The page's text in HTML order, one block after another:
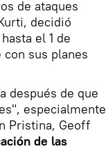
de ataques
decidió
el 1 de
sus planes
después de que
especialmente
Pristina, Geoff
de las